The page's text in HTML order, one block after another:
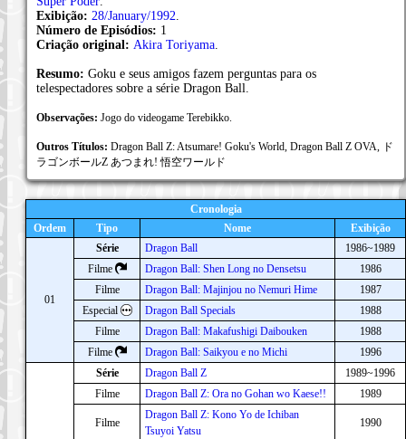
Exibição: 28/January/1992
Número de Episódios: 1
Criação original: Akira Toriyama
Resumo: Goku e seus amigos fazem perguntas para os
telespectadores sobre a série Dragon Ball.
Observações: Jogo do videogame Terebikko.
Outros Títulos: Dragon Ball Z: Atsumare! Goku's World, Dragon Ball Z OVA, ド
ラゴンボールZ あつまれ! 悟空ワールド
Cronologia
Ordem
Tipo Nome Exibição
01
Série Dragon Ball
1986~1989
Filme
Dragon Ball: Shen Long no Densetsu
1986
Filme
Dragon Ball: Majinjou no Nemuri Hime
1987
Especial
Dragon Ball Specials
1988
Filme
Dragon Ball: Makafushigi Daibouken
1988
Filme
Dragon Ball: Saikyou e no Michi 1996
Série Dragon Ball Z
1989~1996
Filme
Dragon Ball Z: Ora no Gohan wo Kaese!! 1989
Filme
Dragon Ball Z: Kono Yo de Ichiban
Tsuyoi Yatsu
1990